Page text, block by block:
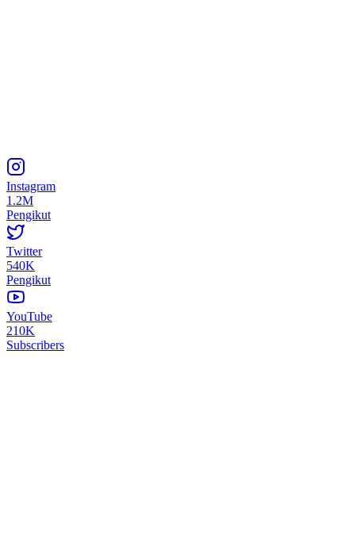
Instagram
1.2M
Pengikut
Twitter
540K
Pengikut
YouTube
210K
Subscribers